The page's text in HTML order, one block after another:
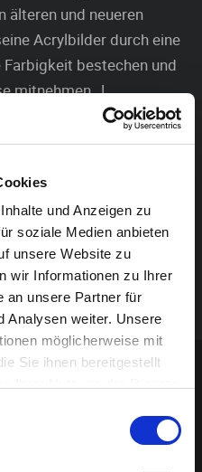
und Anzeigen zu
soziale Medien anbieten
unsere Website zu
wir Informationen zu Ihrer
an unsere Partner für
Analysen weiter. Unsere
möglicherweise mit
Sie ihnen bereitgestellt
älteren und neueren
Acrylbilder durch eine
bestechen und
mitnehmen…!
Reiseerinnerungen…,
darf vom Betrachter
’56, hat bisher an 33
im In- und Ausland